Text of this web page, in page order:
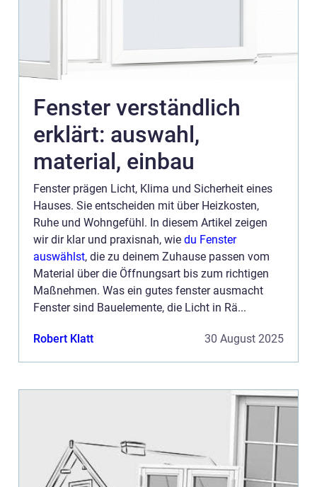
Fenster verständlich
erklärt: auswahl,
material, einbau
Fenster prägen Licht, Klima und Sicherheit eines
Hauses. Sie entscheiden mit über Heizkosten,
Ruhe und Wohngefühl. In diesem Artikel zeigen
wir dir klar und praxisnah, wie du Fenster
auswählst, die zu deinem Zuhause passen vom
Material über die Öffnungsart bis zum richtigen
Maßnehmen. Was ein gutes fenster ausmacht
Fenster sind Bauelemente, die Licht in Rä...
Robert Klatt 30 August 2025